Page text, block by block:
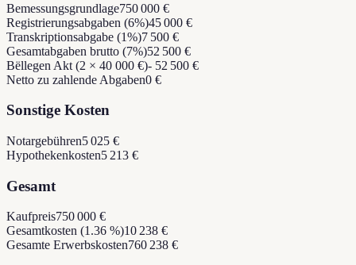
Bemessungsgrundlage750 000 €
Registrierungsabgaben (6%)45 000 €
Transkriptionsabgabe (1%)7 500 €
Gesamtabgaben brutto (7%)52 500 €
Bëllegen Akt (2 × 40 000 €)- 52 500 €
Netto zu zahlende Abgaben0 €
Sonstige Kosten
Notargebühren5 025 €
Hypothekenkosten5 213 €
Gesamt
Kaufpreis750 000 €
Gesamtkosten (1.36 %)10 238 €
Gesamte Erwerbskosten760 238 €